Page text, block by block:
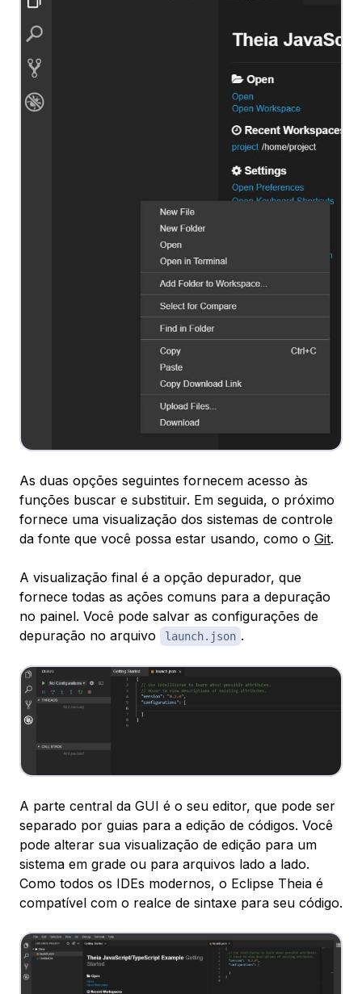
As duas opções seguintes fornecem acesso às
funções buscar e substituir. Em seguida, o próximo
fornece uma visualização dos sistemas de controle
da fonte que você possa estar usando, como o Git.
A visualização final é a opção depurador, que
fornece todas as ações comuns para a depuração
no painel. Você pode salvar as configurações de
depuração no arquivo
launch.json .
A parte central da GUI é o seu editor, que pode ser
separado por guias para a edição de códigos. Você
pode alterar sua visualização de edição para um
sistema em grade ou para arquivos lado a lado.
Como todos os IDEs modernos, o Eclipse Theia é
compatível com o realce de sintaxe para seu código.